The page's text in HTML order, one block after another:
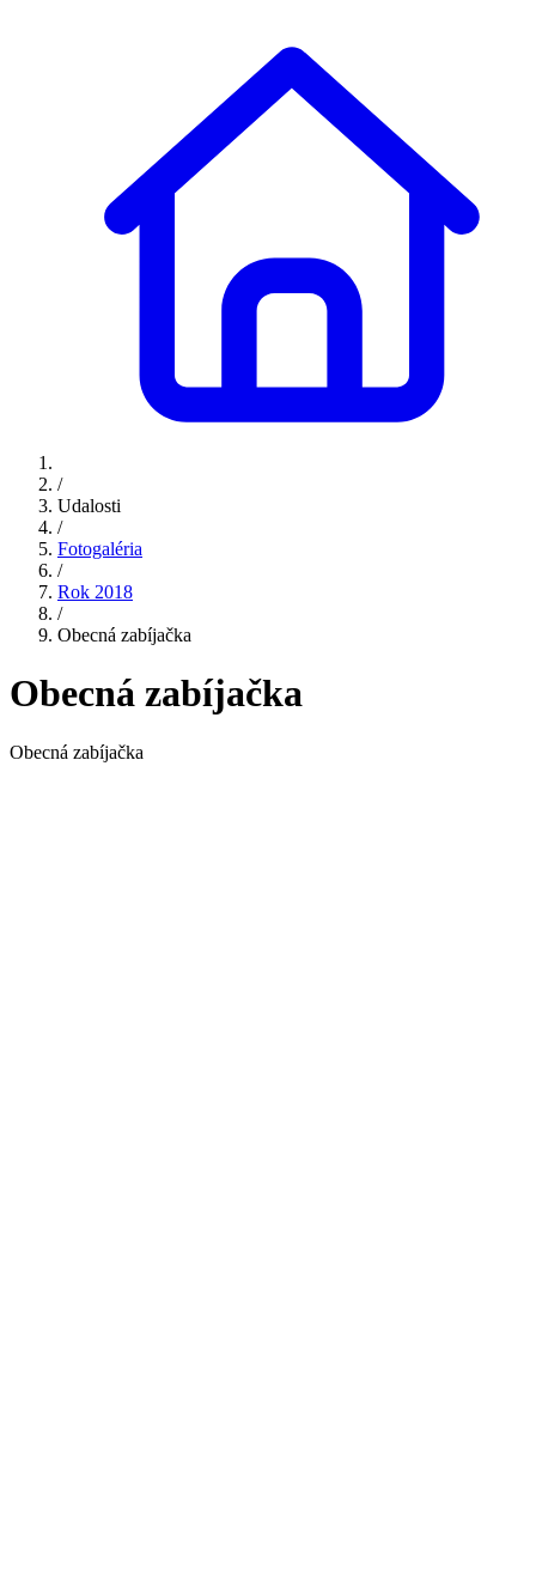
/
Udalosti
/
Fotogaléria
/
Rok 2018
/
Obecná zabíjačka
Obecná zabíjačka
Obecná zabíjačka